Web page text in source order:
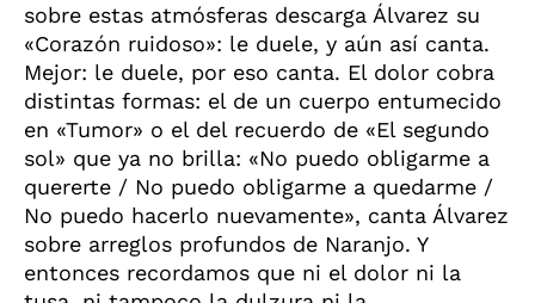
sobre estas atmósferas descarga Álvarez su
«Corazón ruidoso»: le duele, y aún así canta.
Mejor: le duele, por eso canta. El dolor cobra
distintas formas: el de un cuerpo entumecido
en «Tumor» o el del recuerdo de «El segundo
sol» que ya no brilla: «No puedo obligarme a
quererte / No puedo obligarme a quedarme /
No puedo hacerlo nuevamente», canta Álvarez
sobre arreglos profundos de Naranjo. Y
entonces recordamos que ni el dolor ni la